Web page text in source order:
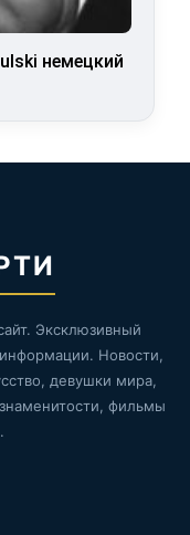
немецкий
Эксклюзивный
Новости,
девушки мира,
фильмы